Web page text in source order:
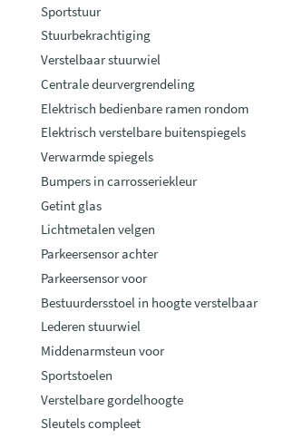
Sportstuur
Stuurbekrachtiging
Verstelbaar stuurwiel
Centrale deurvergrendeling
Elektrisch bedienbare ramen rondom
Elektrisch verstelbare buitenspiegels
Verwarmde spiegels
Bumpers in carrosseriekleur
Getint glas
Lichtmetalen velgen
Parkeersensor achter
Parkeersensor voor
Bestuurdersstoel in hoogte verstelbaar
Lederen stuurwiel
Middenarmsteun voor
Sportstoelen
Verstelbare gordelhoogte
Sleutels compleet